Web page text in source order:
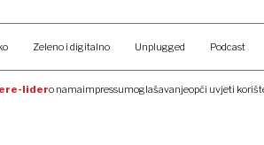
Zeleno i digitalno Unplugged Podcast
e-lidero namaimpressumoglašavanjeopći uvjeti